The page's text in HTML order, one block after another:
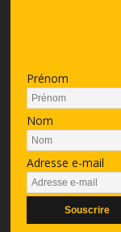
Prénom
Nom
Adresse e-mail